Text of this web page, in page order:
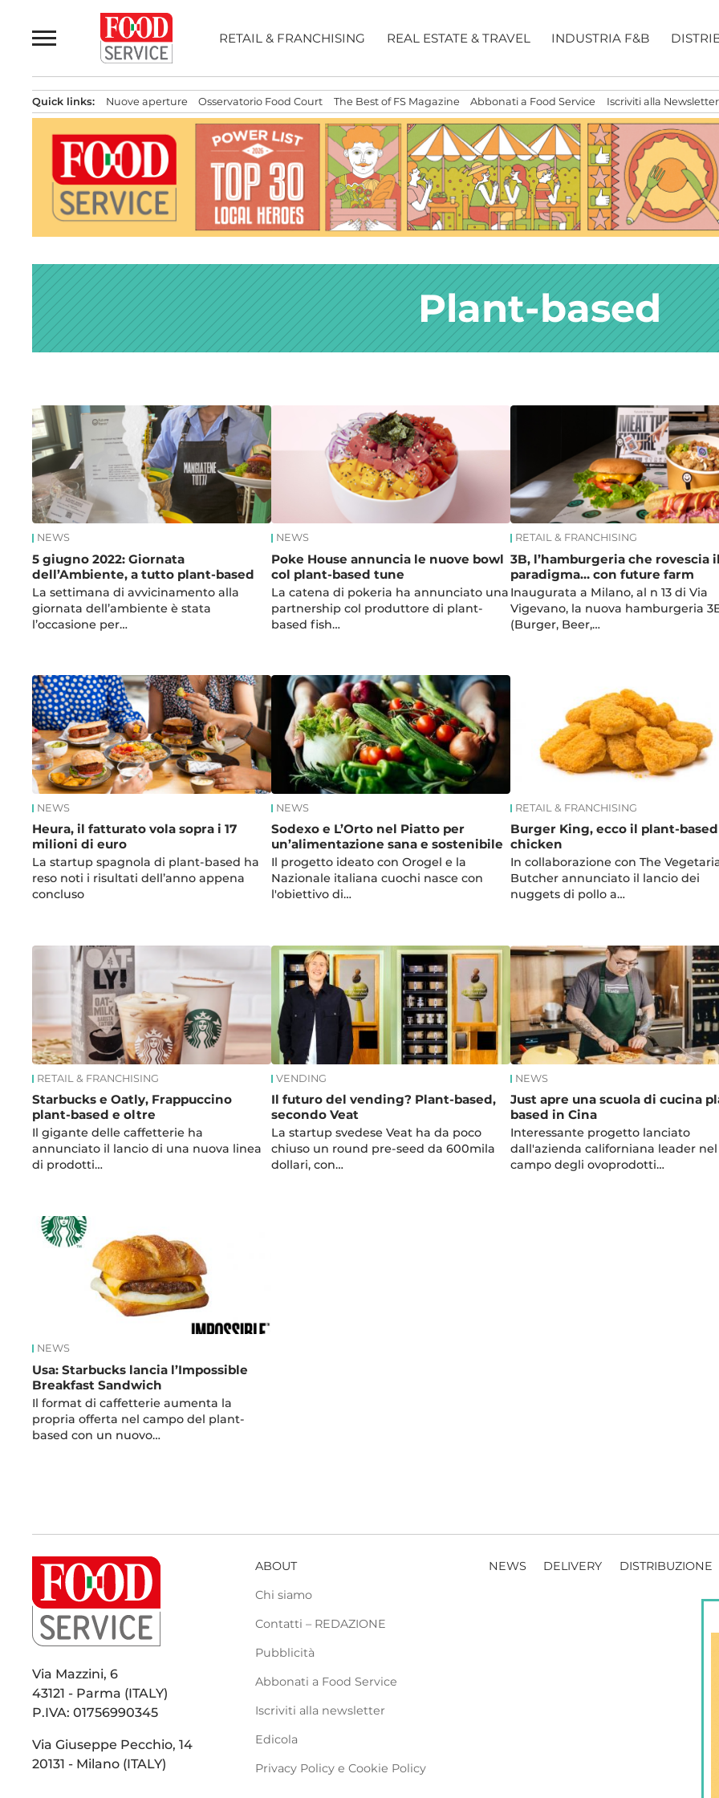
al
contenuto
RETAIL & FRANCHISING REAL ESTATE & TRAVEL INDUSTRIA F&B
Quick links: Nuove aperture Osservatorio Food Court The Best of FS Magazine Abbonati a Food Service Iscriviti alla Newsletter
Plant-based
News
NEWS
5 giugno 2022: Giornata
dell’Ambiente, a tutto plant-based
La settimana di avvicinamento alla
giornata dell’ambiente è stata
l’occasione per…
NEWS
Poke House annuncia le nuove bowl
col plant-based tune
La catena di pokeria ha annunciato una
partnership col produttore di plant-
based fish…
RETAIL & FRANCHISING
3B, l’hamburgeria che rovescia
paradigma… con future farm
Inaugurata a Milano, al n 13 di Via
Vigevano, la nuova hamburgeria
(Burger, Beer,…
NEWS
Heura, il fatturato vola sopra i 17
milioni di euro
La startup spagnola di plant-based ha
reso noti i risultati dell’anno appena
concluso
NEWS
Sodexo e L’Orto nel Piatto per
un’alimentazione sana e sostenibile
Il progetto ideato con Orogel e la
Nazionale italiana cuochi nasce con
l'obiettivo di…
RETAIL & FRANCHISING
Burger King, ecco il plant-based
chicken
In collaborazione con The
Butcher annunciato il lancio dei
nuggets di pollo a…
RETAIL & FRANCHISING
Starbucks e Oatly, Frappuccino
plant-based e oltre
Il gigante delle caffetterie ha
annunciato il lancio di una nuova linea
di prodotti…
VENDING
Il futuro del vending? Plant-based,
secondo Veat
La startup svedese Veat ha da poco
chiuso un round pre-seed da 600mila
dollari, con…
NEWS
Just apre una scuola di cucina
based in Cina
Interessante progetto lanciato
dall'azienda californiana leader nel
campo degli ovoprodotti…
NEWS
Usa: Starbucks lancia l’Impossible
Breakfast Sandwich
Il format di caffetterie aumenta la
propria offerta nel campo del plant-
based con un nuovo…
Via Mazzini, 6
43121 - Parma (ITALY)
P.IVA: 01756990345
Via Giuseppe Pecchio, 14
20131 - Milano (ITALY)
ABOUT
Chi siamo
Contatti – REDAZIONE
Pubblicità
Abbonati a Food Service
Iscriviti alla newsletter
Edicola
Privacy Policy e Cookie Policy
NEWS DELIVERY DISTRIBUZIONE